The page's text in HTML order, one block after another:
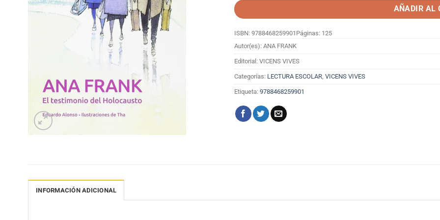
AÑADIR AL
ISBN: 9788468259901 Páginas: 125
Autor(es): ANA FRANK
Editorial: VICENS VIVES
Categorías: LECTURA ESCOLAR, VICENS VIVES
Etiqueta: 9788468259901
INFORMACIÓN ADICIONAL